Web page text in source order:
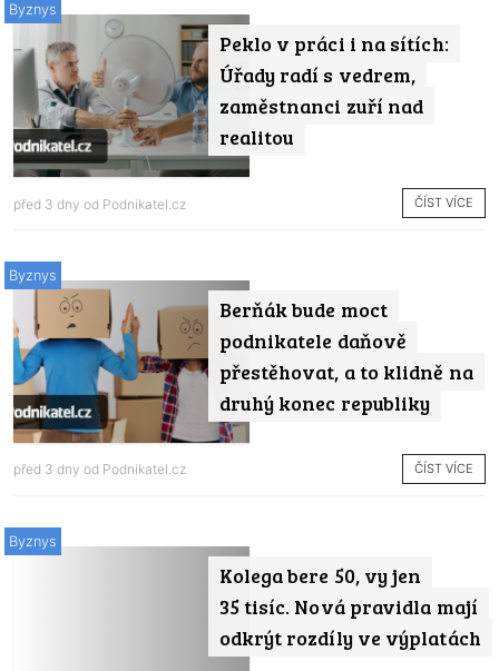
Peklo v práci i na sítích:
Úřady radí s vedrem,
zaměstnanci zuří nad
realitou
Byznys
před 3 dny od Podnikatel.cz ČÍST VÍCE
Berňák bude moct
podnikatele daňově
přestěhovat, a to klidně na
druhý konec republiky
Byznys
před 3 dny od Podnikatel.cz ČÍST VÍCE
Kolega bere 50, vy jen
35 tisíc. Nová pravidla mají
odkrýt rozdíly ve výplatách
Byznys